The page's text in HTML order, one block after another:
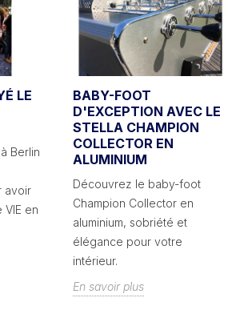
LE
Berlin
avoir
en
BABY-FOOT
D'EXCEPTION AVEC LE
STELLA CHAMPION
COLLECTOR EN
ALUMINIUM
Découvrez le baby-foot
Champion Collector en
aluminium, sobriété et
élégance pour votre
intérieur.
En savoir plus